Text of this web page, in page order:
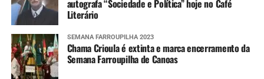
Aviso e alertas da Defesa Civil estadual
Imagens do radar meteorológico da Defesa
Civil estadual
autografa “Sociedade e Política” hoje no Café
Literário
SEMANA FARROUPILHA 2023
Chama Crioula é extinta e marca encerramento da
Semana Farroupilha de Canoas